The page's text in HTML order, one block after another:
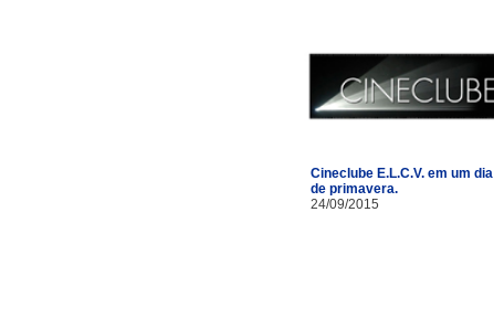
Cineclube E.L.C.V. em um dia
de primavera.
24/09/2015